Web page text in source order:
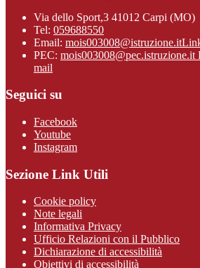
Via dello Sport,3 41012 Carpi (MO)
Tel: 059688550
Email: mois003008@istruzione.it
PEC: mois003008@pec.istruzione.it
mail
Seguici su
Facebook
Youtube
Instagram
Sezione Link Utili
Cookie policy
Note legali
Informativa Privacy
Ufficio Relazioni con il Pubblico
Dichiarazione di accessibilità
Obiettivi di accessibilità